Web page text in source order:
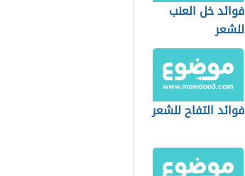
فوائد خل العنب
للشعر
فوائد التفاح للشعر